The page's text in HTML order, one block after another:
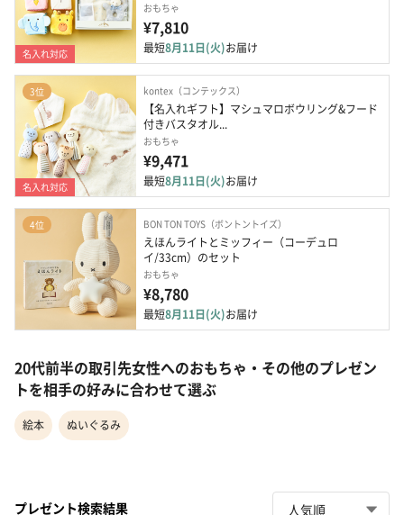
名入れ対応
おもちゃ
¥7,810
最短8月11日(火)お届け
3位
名入れ対応
kontex（コンテックス）
【名入れギフト】マシュマロボウリング&フード
付きバスタオル...
おもちゃ
¥9,471
最短8月11日(火)お届け
4位 BON TON TOYS（ボントントイズ）
えほんライトとミッフィー（コーデュロ
イ/33cm）のセット
おもちゃ
¥8,780
最短8月11日(火)お届け
20代前半の取引先女性へのおもちゃ・その他のプレゼン
トを相手の好みに合わせて選ぶ
絵本 ぬいぐるみ
プレゼント検索結果